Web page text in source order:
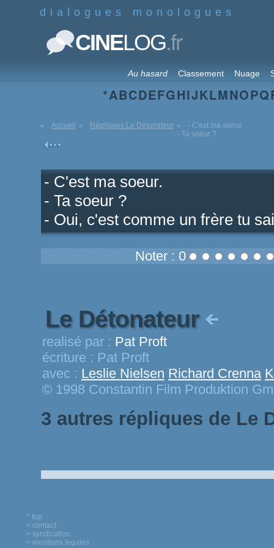
dialogues monologues
CINELOG.fr
Au hasard Classement Nuage
*ABCDEFGHIJKLMNOPQ
Accueil Répliques Le Détonateur
- C'est ma soeur.
- Ta soeur ?
- C'est ma soeur.
- Ta soeur ?
- Oui, c'est comme un frère tu
Noter : 0
Le Détonateur
realisé par : Pat Proft
écriture : Pat Proft
avec : Leslie Nielsen Richard Crenna
© 1998 Constantin Film Produktion
3 autres répliques de Le
^ top
> contact
> syndication
> mentions legales